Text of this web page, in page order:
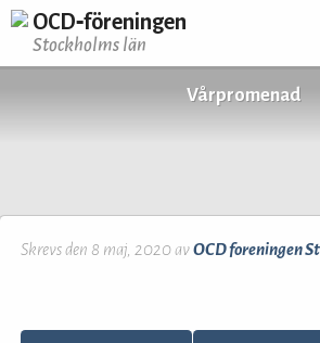
OCD‑föreningen
Stockholms län
Vårpromenad
Skrevs den 8 maj, 2020 avOCD foreningen